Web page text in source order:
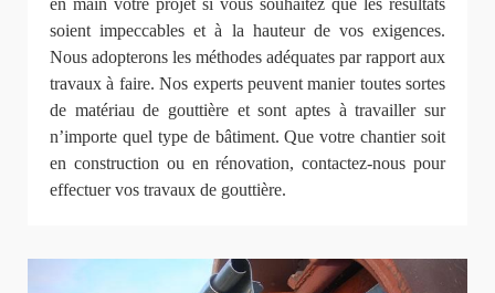
soient impeccables et à la hauteur de vos exigences.
Nous adopterons les méthodes adéquates par rapport aux
travaux à faire. Nos experts peuvent manier toutes sortes
de matériau de gouttière et sont aptes à travailler sur
n’importe quel type de bâtiment. Que votre chantier soit
en construction ou en rénovation, contactez-nous pour
effectuer vos travaux de gouttière.